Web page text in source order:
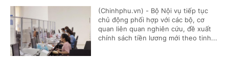
(Chinhphu.vn) - Bộ Nội vụ tiếp tục
chủ động phối hợp với các bộ, cơ
quan liên quan nghiên cứu, đề xuất
chính sách tiền lương mới theo tinh...